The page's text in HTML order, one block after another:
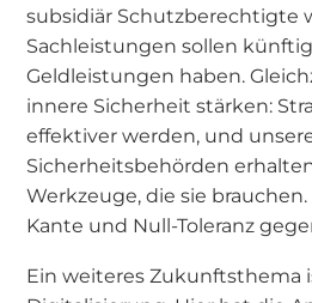
subsidiär Schutzberechtigte
Sachleistungen sollen
Geldleistungen haben.
innere Sicherheit stärken:
effektiver werden, und
Sicherheitsbehörden
Werkzeuge, die sie
Kante und Null-Toleranz
Ein weiteres Zukunftsthema